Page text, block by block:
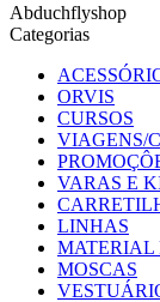
Abduchflyshop
Categorias
ORVIS
CURSOS
VIAGENS/
VARAS E
LINHAS
MATERIAL
MOSCAS